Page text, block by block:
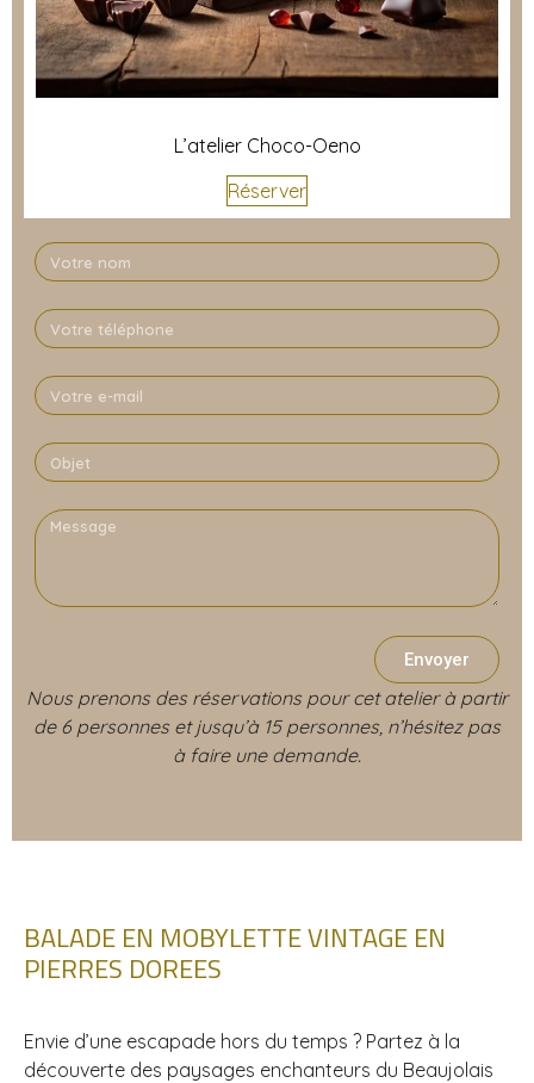
L’atelier Choco-Oeno
Réserver
Envoyer
Nous prenons des réservations pour cet atelier à partir
de 6 personnes et jusqu’à 15 personnes, n’hésitez pas
à faire une demande.
BALADE EN MOBYLETTE VINTAGE EN
PIERRES DOREES
Envie d’une escapade hors du temps ? Partez à la
découverte des paysages enchanteurs du Beaujolais